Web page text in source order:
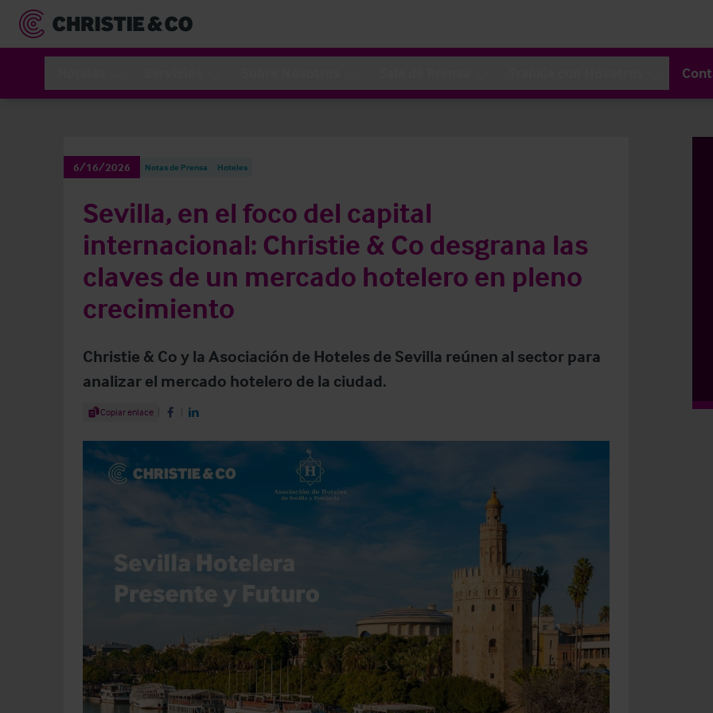
6/16/2026 Notas de Prensa Hoteles
Sevilla, en el foco del capital
internacional: Christie & Co desgrana las
claves de un mercado hotelero en pleno
crecimiento
Christie & Co y la Asociación de Hoteles de Sevilla reúnen al sector para
analizar el mercado hotelero de la ciudad.
Share Article
Copiar enlace Share on Facebook
Share on LinkedIn